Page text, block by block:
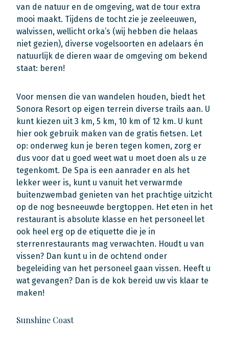
van de natuur en de omgeving, wat de tour extra
mooi maakt. Tijdens de tocht zie je zeeleeuwen,
walvissen, wellicht orka’s (wij hebben die helaas
niet gezien), diverse vogelsoorten en adelaars én
natuurlijk de dieren waar de omgeving om bekend
staat: beren!
Voor mensen die van wandelen houden, biedt het
Sonora Resort op eigen terrein diverse trails aan. U
kunt kiezen uit 3 km, 5 km, 10 km of 12 km. U kunt
hier ook gebruik maken van de gratis fietsen. Let
op: onderweg kun je beren tegen komen, zorg er
dus voor dat u goed weet wat u moet doen als u ze
tegenkomt. De Spa is een aanrader en als het
lekker weer is, kunt u vanuit het verwarmde
buitenzwembad genieten van het prachtige uitzicht
op de nog besneeuwde bergtoppen. Het eten in het
restaurant is absolute klasse en het personeel let
ook heel erg op de etiquette die je in
sterrenrestaurants mag verwachten. Houdt u van
vissen? Dan kunt u in de ochtend onder
begeleiding van het personeel gaan vissen. Heeft u
wat gevangen? Dan is de kok bereid uw vis klaar te
maken!
Sunshine Coast